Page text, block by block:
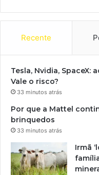
Recente
Tesla, Nvidia, SpaceX:
Vale o risco?
33 minutos atrás
Por que a Mattel
brinquedos
33 minutos atrás
Irmã